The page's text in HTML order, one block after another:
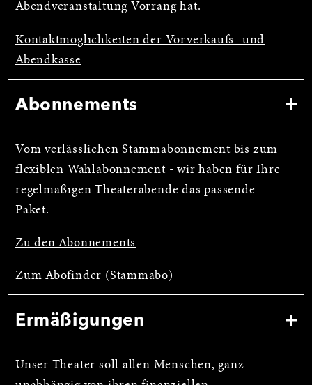
Abendveranstaltung Vorrang hat.
Kontaktmöglichkeiten der Vorverkaufs- und
Abendkasse
Abonnements
Vom verlässlichen Stammabonnement bis zum
flexiblen Wahlabonnement - wir haben für Ihre
regelmäßigen Theaterabende das passende
Paket.
Zu den Abonnements
Zum Abofinder (Stammabo)
Ermäßigungen
Unser Theater soll allen Menschen, ganz